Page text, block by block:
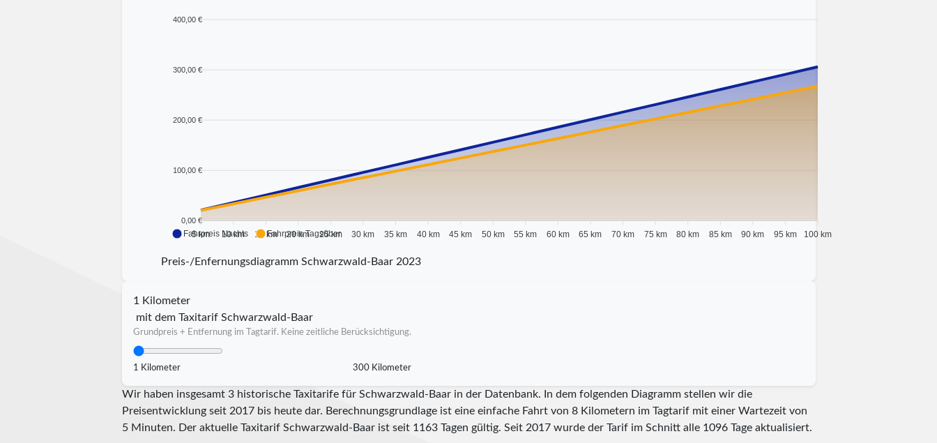
400,00 €
300,00 €
200,00 €
100,00 €
0,00 €
5 km 10 km 15 km 20 km 25 km 30 km 35 km 40 km 45 km 50 km 55 km 60 km 65 km 70 km 75 km 80 km 85 km 90 km 95 km 100 km
Fahrpreis Nachts Fahrpreis Tagsüber
Preis-/Enfernungsdiagramm Schwarzwald-Baar 2023
1 Kilometer
mit dem Taxitarif Schwarzwald-Baar
Grundpreis + Entfernung im Tagtarif. Keine zeitliche Berücksichtigung.
1 Kilometer 300 Kilometer
Wir haben insgesamt 3 historische Taxitarife für Schwarzwald-Baar in der Datenbank. In dem folgenden Diagramm stellen wir die
Preisentwicklung seit 2017 bis heute dar. Berechnungsgrundlage ist eine einfache Fahrt von 8 Kilometern im Tagtarif mit einer Wartezeit von
5 Minuten. Der aktuelle Taxitarif Schwarzwald-Baar ist seit 1163Tagen gültig. Seit 2017wurde der Tarif im Schnitt alle 1096Tage aktualisiert.